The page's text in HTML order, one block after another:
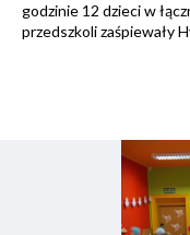
godzinie 12 dzieci w
przedszkoli zaśpiewały